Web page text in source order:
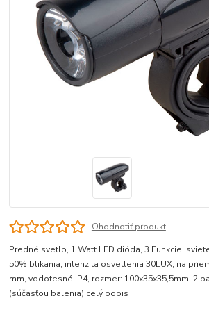
Ohodnotiť produkt
Predné svetlo, 1 Watt LED dióda, 3 Funkcie:
50% blikania, intenzita osvetlenia 30LUX, na
mm, vodotesné IP4, rozmer: 100x35x35,5mm, 2
(súčasťou balenia) celý popis